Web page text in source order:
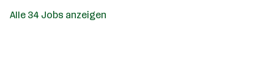
Alle 34 Jobs anzeigen